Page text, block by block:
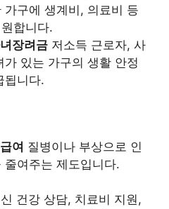
가구에 생계비, 의료비 등
합니다.
장려금 저소득 근로자, 사
가 있는 가구의 생활 안정
됩니다.
여 질병이나 부상으로 인
줄여주는 제도입니다.
건강 상담, 치료비 지원,